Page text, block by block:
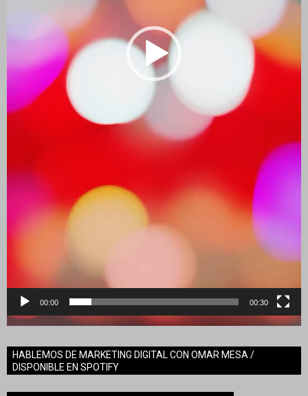
00:00 00:30
HABLEMOS DE MARKETING DIGITAL CON OMAR MESA /
DISPONIBLE EN SPOTIFY